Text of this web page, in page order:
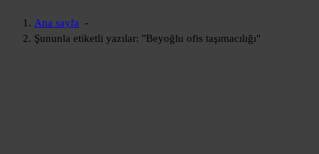
Ana sayfa -
Şununla etiketli yazılar: "Beyoğlu ofis taşımacılığı"